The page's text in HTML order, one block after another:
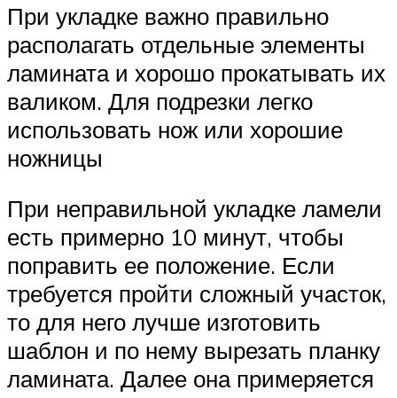
При укладке важно правильно
располагать отдельные элементы
ламината и хорошо прокатывать их
валиком. Для подрезки легко
использовать нож или хорошие
ножницы
При неправильной укладке ламели
есть примерно 10 минут, чтобы
поправить ее положение. Если
требуется пройти сложный участок,
то для него лучше изготовить
шаблон и по нему вырезать планку
ламината. Далее она примеряется